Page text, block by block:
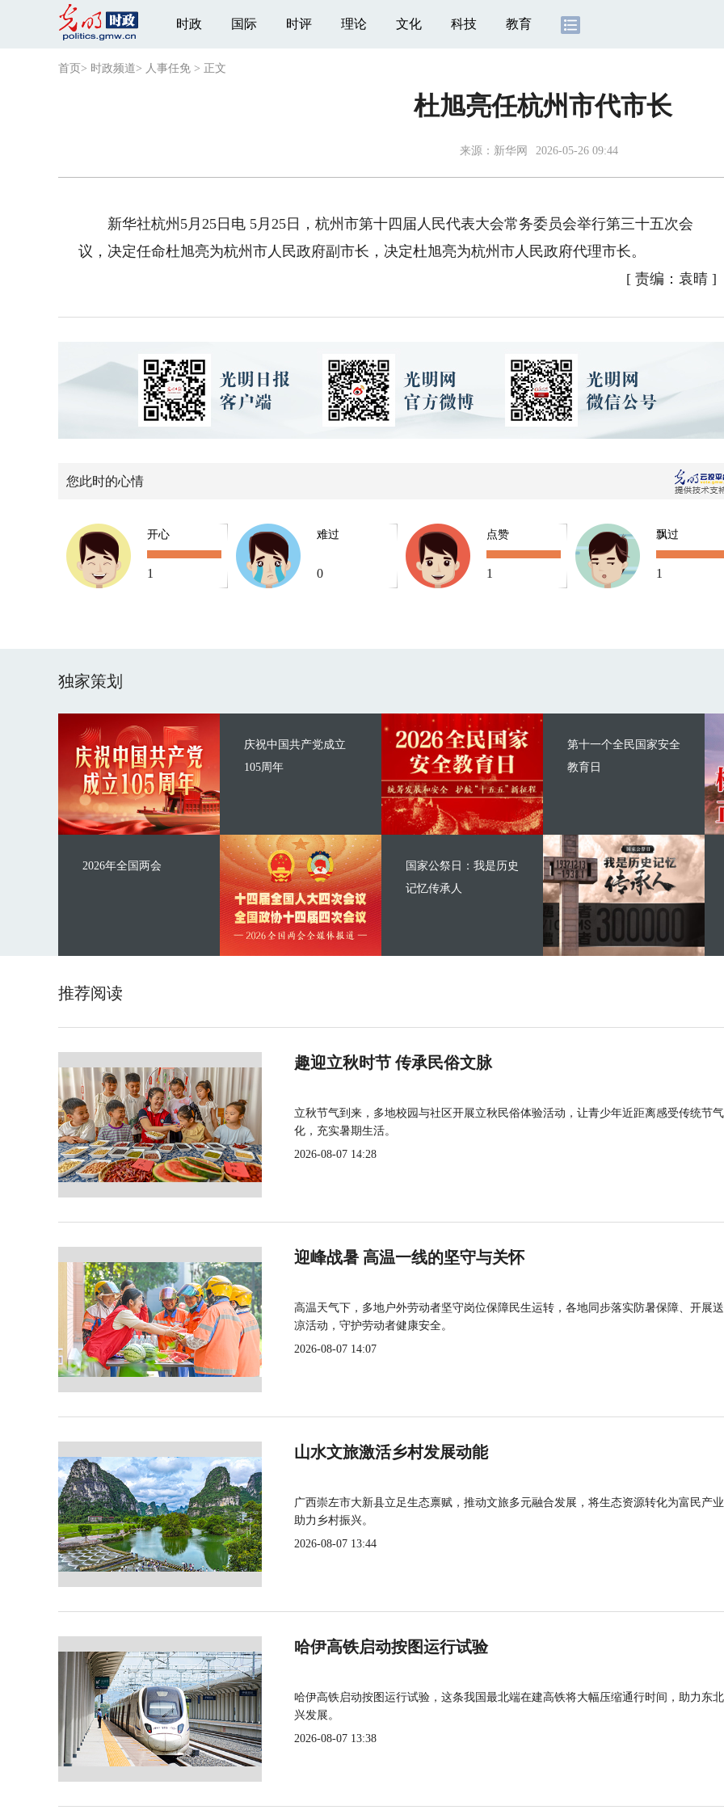
时政 国际 时评 理论 文化 科技 教育
首页 > 时政频道> 人事任免 > 正文
杜旭亮任杭州市代市长
来源： 新华网 2026-05-26 09:44
新华社杭州5月25日电 5月25日，杭州市第十四届人民代表大会常务委员会举行第三十五次会
议，决定任命杜旭亮为杭州市人民政府副市长，决定杜旭亮为杭州市人民政府代理市长。
[ 责编：袁晴 ]
您此时的心情
开心
1
难过
0
点赞
1
飘过
1
独家策划
庆祝中国共产党成立
105周年
2026年全国两会
第十一个全民国家安全
教育日
国家公祭日：我是历史
记忆传承人
推荐阅读
趣迎立秋时节 传承民俗文脉
立秋节气到来，多地校园与社区开展立秋民俗体验活动，让青少年近距离感受传统节
化，充实暑期生活。
2026-08-07 14:28
迎峰战暑 高温一线的坚守与关怀
高温天气下，多地户外劳动者坚守岗位保障民生运转，各地同步落实防暑保障、开展
凉活动，守护劳动者健康安全。
2026-08-07 14:07
山水文旅激活乡村发展动能
广西崇左市大新县立足生态禀赋，推动文旅多元融合发展，将生态资源转化为富民产
助力乡村振兴。
2026-08-07 13:44
哈伊高铁启动按图运行试验
哈伊高铁启动按图运行试验，这条我国最北端在建高铁将大幅压缩通行时间，助力东
兴发展。
2026-08-07 13:38